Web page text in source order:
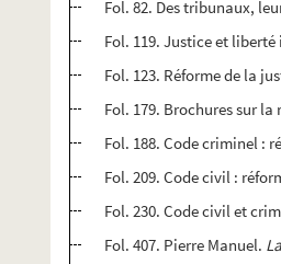
Fol. 82. Des tribunaux,
Fol. 119. Justice et
Fol. 123. Réforme de la
Fol. 179. Brochures sur la
Fol. 188. Code criminel :
Fol. 209. Code civil :
Fol. 230. Code civil et
Fol. 407. Pierre Manuel.